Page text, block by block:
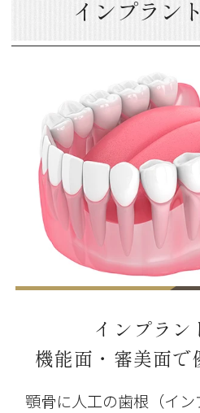
インプラン
インプラン
機能面・審美面で
顎骨に人工の歯根（イ